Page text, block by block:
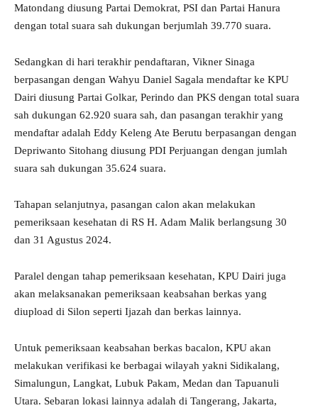
Matondang diusung Partai Demokrat, PSI dan Partai Hanura
dengan total suara sah dukungan berjumlah 39.770 suara.
Sedangkan di hari terakhir pendaftaran, Vikner Sinaga
berpasangan dengan Wahyu Daniel Sagala mendaftar ke KPU
Dairi diusung Partai Golkar, Perindo dan PKS dengan total suara
sah dukungan 62.920 suara sah, dan pasangan terakhir yang
mendaftar adalah Eddy Keleng Ate Berutu berpasangan dengan
Depriwanto Sitohang diusung PDI Perjuangan dengan jumlah
suara sah dukungan 35.624 suara.
Tahapan selanjutnya, pasangan calon akan melakukan
pemeriksaan kesehatan di RS H. Adam Malik berlangsung 30
dan 31 Agustus 2024.
Paralel dengan tahap pemeriksaan kesehatan, KPU Dairi juga
akan melaksanakan pemeriksaan keabsahan berkas yang
diupload di Silon seperti Ijazah dan berkas lainnya.
Untuk pemeriksaan keabsahan berkas bacalon, KPU akan
melakukan verifikasi ke berbagai wilayah yakni Sidikalang,
Simalungun, Langkat, Lubuk Pakam, Medan dan Tapuanuli
Utara. Sebaran lokasi lainnya adalah di Tangerang, Jakarta,